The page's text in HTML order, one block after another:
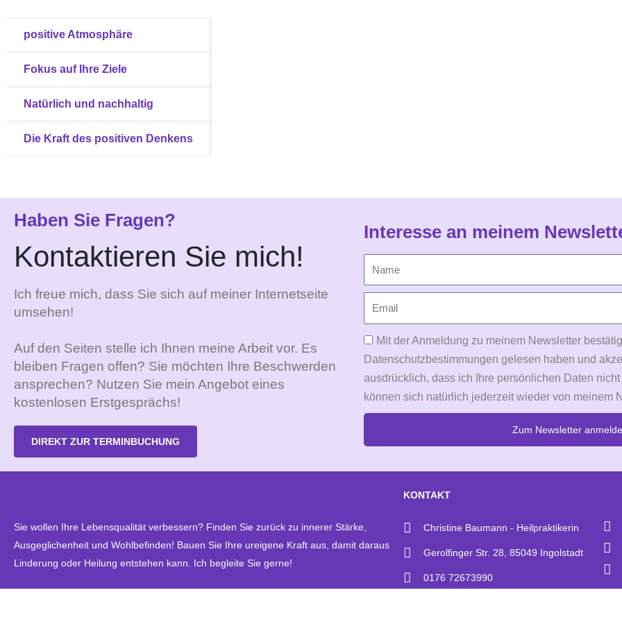
positive Atmosphäre
Fokus auf Ihre Ziele
Natürlich und nachhaltig
Die Kraft des positiven Denkens
Haben Sie Fragen?
Kontaktieren Sie mich!
Ich freue mich, dass Sie sich auf meiner Internetseite
umsehen!
Auf den Seiten stelle ich Ihnen meine Arbeit vor. Es
bleiben Fragen offen? Sie möchten Ihre Beschwerden
ansprechen? Nutzen Sie mein Angebot eines
kostenlosen Erstgesprächs!
DIREKT ZUR TERMINBUCHUNG
Interesse an meinem
Mit der Anmeldung zu meinem Newsletter
Datenschutzbestimmungen gelesen haben und
ausdrücklich, dass ich Ihre persönlichen Daten
können sich natürlich jederzeit wieder von meinem
Zum Newsletter
Sie wollen Ihre Lebensqualität verbessern? Finden Sie zurück zu innerer Stärke,
Ausgeglichenheit und Wohlbefinden! Bauen Sie Ihre ureigene Kraft aus, damit daraus
Linderung oder Heilung entstehen kann. Ich begleite Sie gerne!
KONTAKT
Christine Baumann - Heilpraktikerin
Gerolfinger Str. 28, 85049 Ingolstadt
0176 72673990